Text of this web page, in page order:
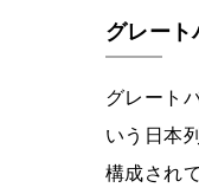
グレート
グレート
いう日本
構成され